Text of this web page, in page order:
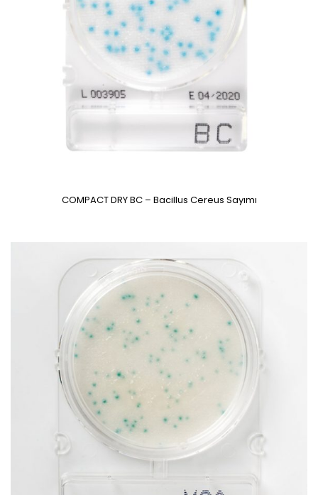
COMPACT DRY BC – Bacillus Cereus Sayımı